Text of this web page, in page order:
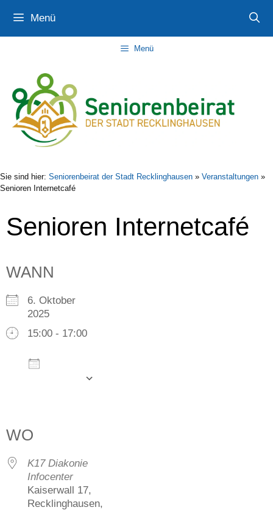
Inhalt
springen
Navigation
springen
Inhalt
springen
Menü
Menü
Sie sind hier: Seniorenbeirat der Stadt Recklinghausen » Veranstaltungen »
Senioren Internetcafé
Senioren Internetcafé
WANN
6. Oktober
2025
15:00 - 17:00
WO
K17 Diakonie
Infocenter
Kaiserwall 17,
Recklinghausen,